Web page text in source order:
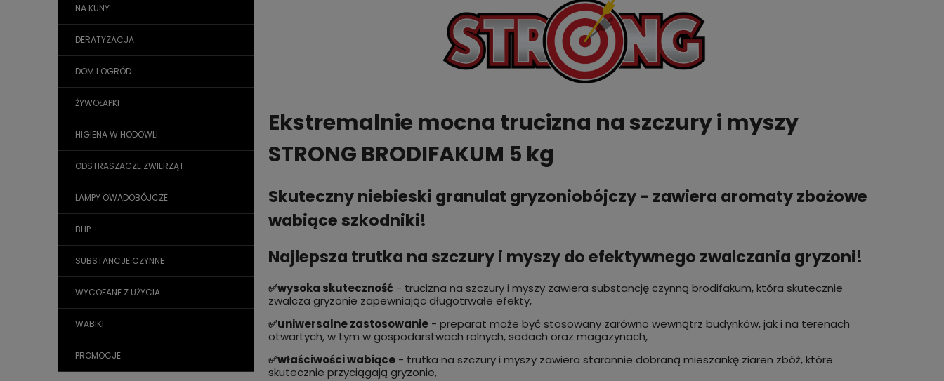
NA KUNY
DERATYZACJA
DOM I OGRÓD
ŻYWOŁAPKI
HIGIENA W HODOWLI
ODSTRASZACZE ZWIERZĄT
LAMPY OWADOBÓJCZE
BHP
SUBSTANCJE CZYNNE
WYCOFANE Z UŻYCIA
WABIKI
PROMOCJE
Ekstremalnie mocna trucizna na szczury i myszy
STRONG BRODIFAKUM 5 kg
Skuteczny niebieski granulat gryzoniobójczy - zawiera aromaty zbożowe
wabiące szkodniki!
Najlepsza trutka na szczury i myszy do efektywnego zwalczania gryzoni!
✅wysoka skuteczność - trucizna na szczury i myszy zawiera substancję czynną brodifakum, która skutecznie
zwalcza gryzonie zapewniając długotrwałe efekty,
✅uniwersalne zastosowanie - preparat może być stosowany zarówno wewnątrz budynków, jak i na terenach
otwartych, w tym w gospodarstwach rolnych, sadach oraz magazynach,
✅właściwości wabiące - trutka na szczury i myszy zawiera starannie dobraną mieszankę ziaren zbóż, które
skutecznie przyciągają gryzonie,